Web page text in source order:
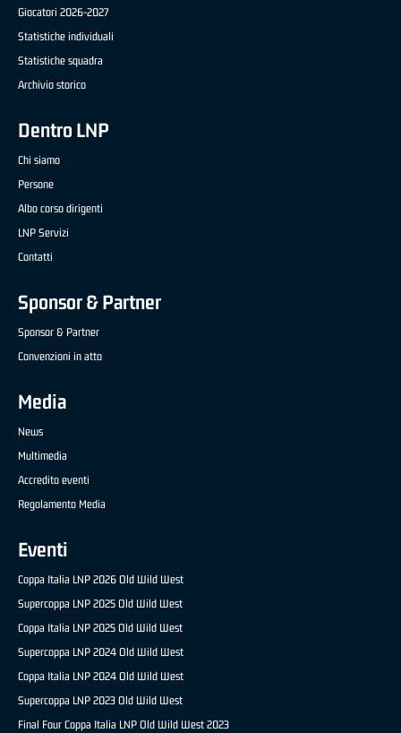
Giocatori 2026-2027
Statistiche individuali
Statistiche squadra
Archivio storico
Dentro LNP
Chi siamo
Persone
Albo corso dirigenti
LNP Servizi
Contatti
Sponsor & Partner
Sponsor & Partner
Convenzioni in atto
Media
News
Multimedia
Accredito eventi
Regolamento Media
Eventi
Coppa Italia LNP 2026 Old Wild West
Supercoppa LNP 2025 Old Wild West
Coppa Italia LNP 2025 Old Wild West
Supercoppa LNP 2024 Old Wild West
Coppa Italia LNP 2024 Old Wild West
Supercoppa LNP 2023 Old Wild West
Final Four Coppa Italia LNP Old Wild West 2023